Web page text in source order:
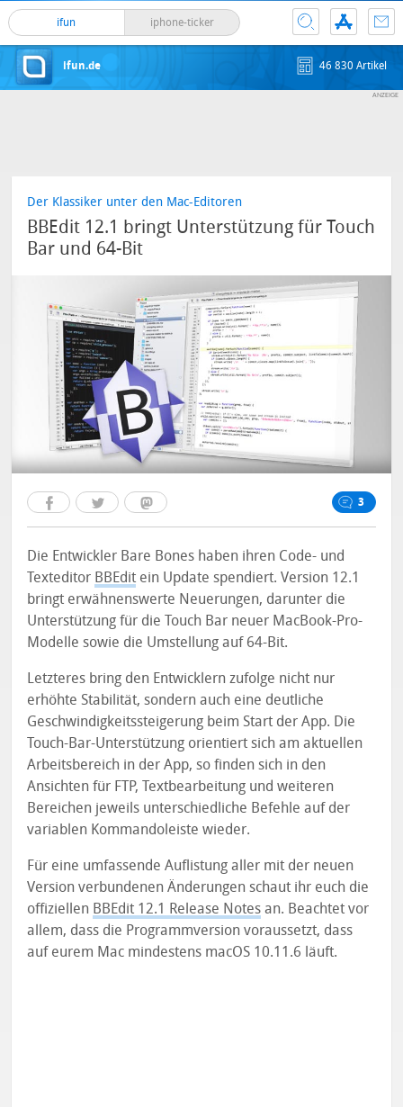
ifun iphone-ticker
ifun.de 46 830 Artikel
Der Klassiker unter den Mac-Editoren
BBEdit 12.1 bringt Unterstützung für Touch
Bar und 64-Bit
3
Die Entwickler Bare Bones haben ihren Code- und
Texteditor BBEdit ein Update spendiert. Version 12.1
bringt erwähnenswerte Neuerungen, darunter die
Unterstützung für die Touch Bar neuer MacBook-Pro-
Modelle sowie die Umstellung auf 64-Bit.
Letzteres bring den Entwicklern zufolge nicht nur
erhöhte Stabilität, sondern auch eine deutliche
Geschwindigkeitssteigerung beim Start der App. Die
Touch-Bar-Unterstützung orientiert sich am aktuellen
Arbeitsbereich in der App, so finden sich in den
Ansichten für FTP, Textbearbeitung und weiteren
Bereichen jeweils unterschiedliche Befehle auf der
variablen Kommandoleiste wieder.
Für eine umfassende Auflistung aller mit der neuen
Version verbundenen Änderungen schaut ihr euch die
offiziellen BBEdit 12.1 Release Notes an. Beachtet vor
allem, dass die Programmversion voraussetzt, dass
auf eurem Mac mindestens macOS 10.11.6 läuft.